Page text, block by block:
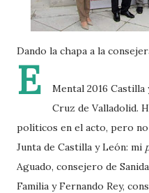
Dando la chapa a la
E
Mental 2016 Castilla
Cruz de Valladolid.
políticos en el acto, pero
Junta de Castilla y León: mi
Aguado, consejero de
Familia y Fernando Rey,